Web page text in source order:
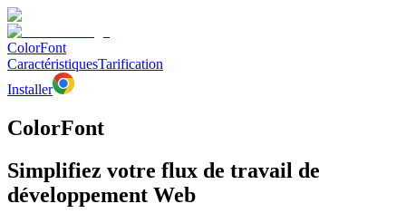
ColorFont
CaractéristiquesTarification
Installer
ColorFont
Simplifiez votre flux de travail de
développement Web